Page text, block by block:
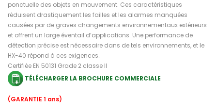
ponctuelle des objets en mouvement. Ces caractéristiques
réduisent drastiquement les failles et les alarmes manquées
causées par de graves changements environnementaux extérieurs
et offrent un large éventail d’applications. Une performance de
détection précise est nécessaire dans de tels environnements, et le
HX-40 répond à ces exigences.
Certifiée EN 50131 Grade 2 classe II
TÉLÉCHARGER LA BROCHURE COMMERCIALE
(GARANTIE 1 ans)